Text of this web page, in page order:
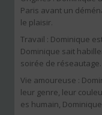
Paris avant un
le plaisir.
Travail : Dominique
Dominique sait
soirée de réseautage.
Vie amoureuse :
leur genre, leur
es humain,